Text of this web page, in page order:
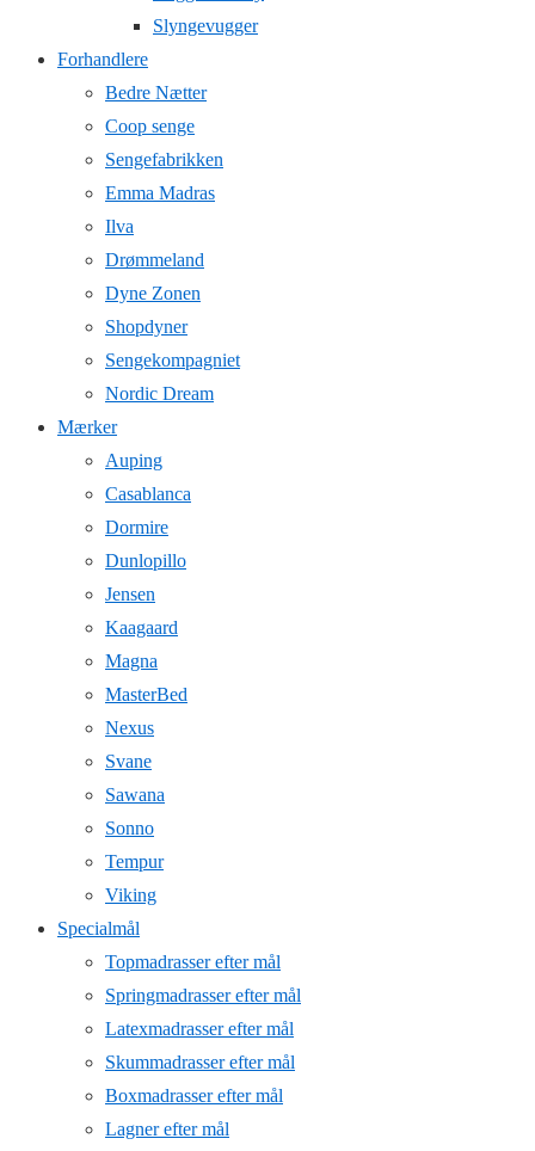
Slyngevugger
Forhandlere
Bedre Nætter
Coop senge
Sengefabrikken
Emma Madras
Ilva
Drømmeland
Dyne Zonen
Shopdyner
Sengekompagniet
Nordic Dream
Mærker
Auping
Casablanca
Dormire
Dunlopillo
Jensen
Kaagaard
Magna
MasterBed
Nexus
Svane
Sawana
Sonno
Tempur
Viking
Specialmål
Topmadrasser efter mål
Springmadrasser efter mål
Latexmadrasser efter mål
Skummadrasser efter mål
Boxmadrasser efter mål
Lagner efter mål